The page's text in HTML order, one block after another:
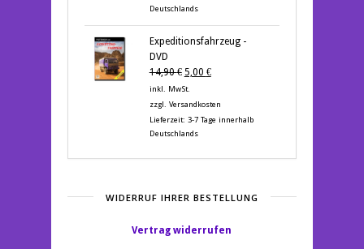
Deutschlands
Expeditionsfahrzeug -
DVD
14,90€ Ursprünglicher
Preis
war:
14,90 €
5,00 €Aktueller
ist:
5,00 €.
inkl. MwSt.
zzgl. Versandkosten
Lieferzeit: 3-7 Tage innerhalb
Deutschlands
WIDERRUF IHRER BESTELLUNG
Vertrag widerrufen